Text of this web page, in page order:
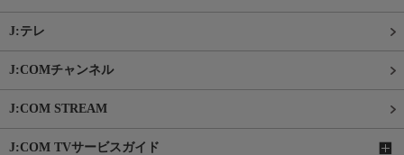
J:テレ
J:COMチャンネル
J:COM STREAM
J:COM TVサービスガイド